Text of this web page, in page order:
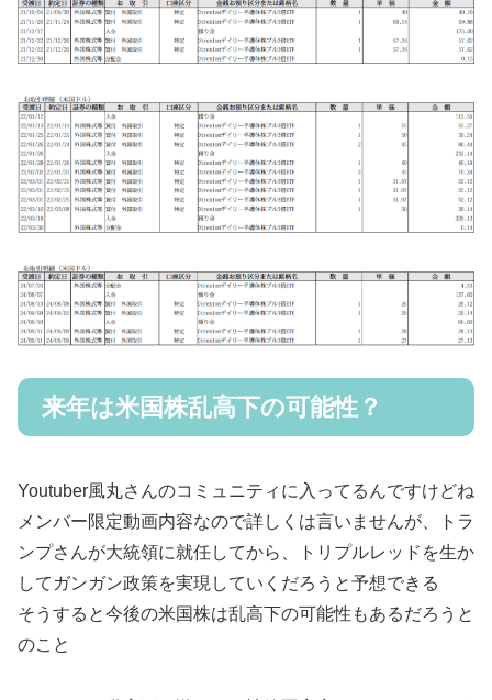
来年は米国株乱高下の可能性？
Youtuber風丸さんのコミュニティに入ってるんですけどね
メンバー限定動画内容なので詳しくは言いませんが、トラ
ンプさんが大統領に就任してから、トリプルレッドを生か
してガンガン政策を実現していくだろうと予想できる
そうすると今後の米国株は乱高下の可能性もあるだろうと
のこと